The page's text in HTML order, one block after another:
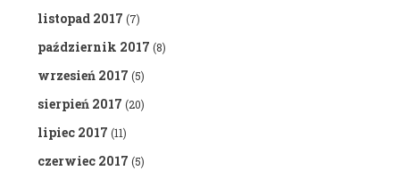
listopad 2017 (7)
październik 2017 (8)
wrzesień 2017 (5)
sierpień 2017 (20)
lipiec 2017 (11)
czerwiec 2017 (5)